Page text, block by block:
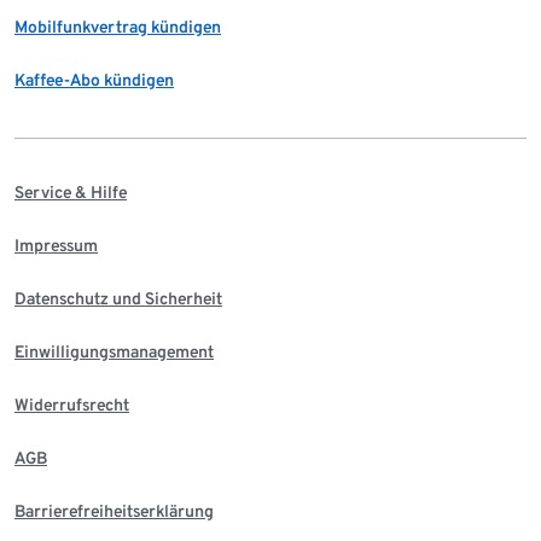
Mobilfunkvertrag kündigen
Kaffee-Abo kündigen
Service & Hilfe
Impressum
Datenschutz und Sicherheit
Einwilligungsmanagement
Widerrufsrecht
AGB
Barrierefreiheitserklärung